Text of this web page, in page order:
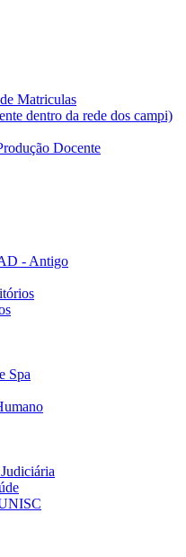
Matriculas
dentro da rede dos campi)
Docente
- Antigo
Spa